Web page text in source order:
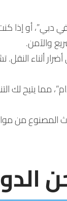
دبي”، أو إذا
والآمن.
أثناء
مما يتيح لك
المصنوع من